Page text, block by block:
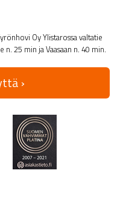
Oy Ylistarossa valtatie
25 min ja Vaasaan n. 40 min.
›